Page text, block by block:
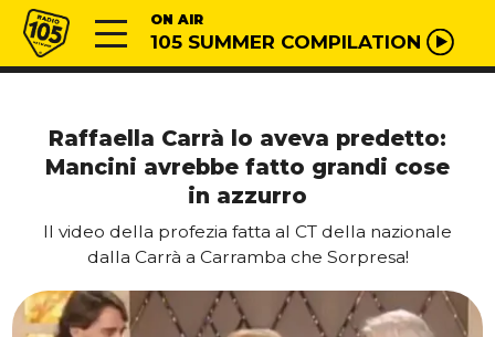
Vai al contenuto
Radio 105 ON AIR
105 SUMMER COMPILATION
Raffaella Carrà lo aveva predetto:
Mancini avrebbe fatto grandi cose
in azzurro
Il video della profezia fatta al CT della nazionale
dalla Carrà a Carramba che Sorpresa!